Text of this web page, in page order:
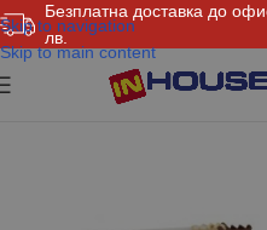
Безплатна доставка до
лв.
Skip to navigation
Skip to main content